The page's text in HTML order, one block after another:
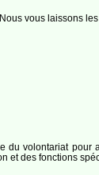
vous laissons les
volontariat
et des fonctions